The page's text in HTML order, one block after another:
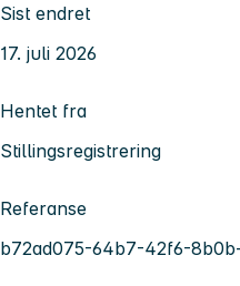
Sist endret
17. juli 2026
Hentet fra
Stillingsregistrering
Referanse
b72ad075-64b7-42f6-